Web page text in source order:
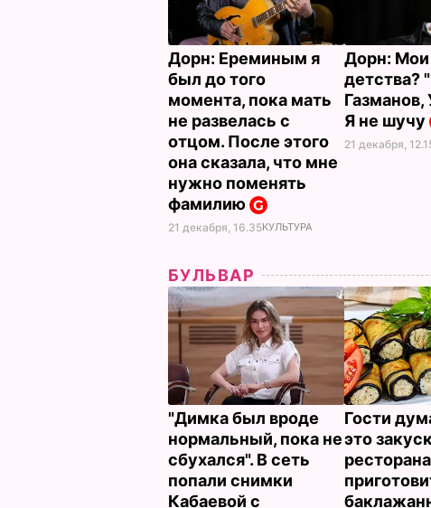
Дорн: Ереминым я
был до того
момента, пока мать
не развелась с
отцом. После этого
она сказала, что мне
нужно поменять
фамилию
21 декабря, 16.35КУЛЬТУРА
Дорн:
детства?
Я не шучу
21 декабря,
БУЛЬВАР
"Димка был вроде
нормальный, пока не
сбухался". В сеть
попали снимки
Кабаевой с
Гости
это